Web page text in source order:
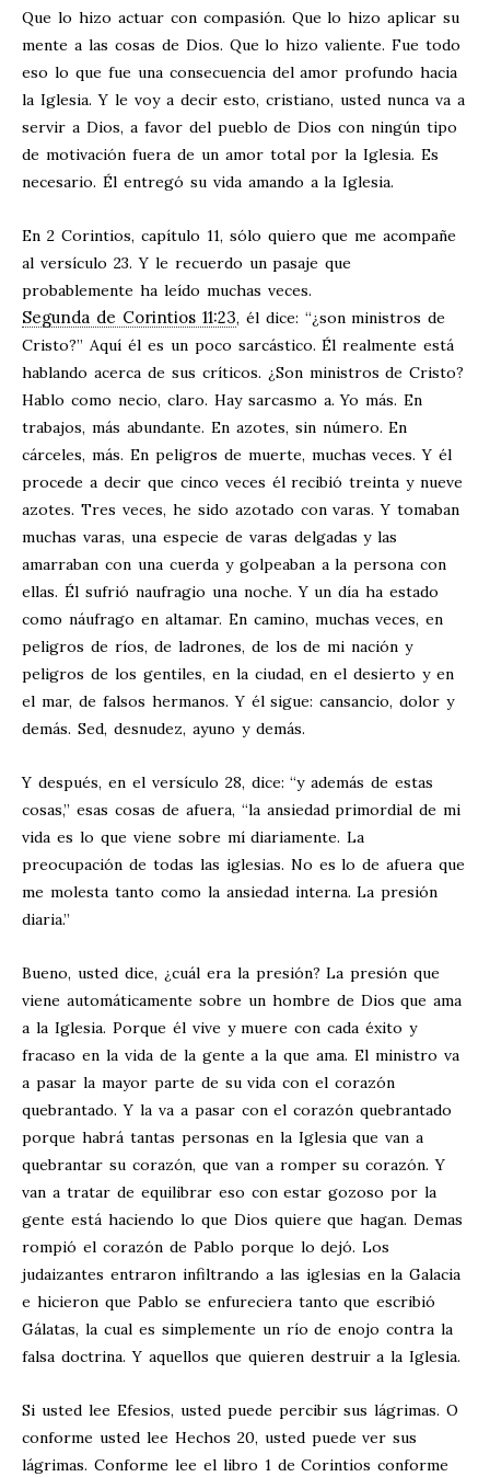
Que lo hizo actuar con compasión. Que lo hizo aplicar su
mente a las cosas de Dios. Que lo hizo valiente. Fue todo
eso lo que fue una consecuencia del amor profundo hacia
la Iglesia. Y le voy a decir esto, cristiano, usted nunca va a
servir a Dios, a favor del pueblo de Dios con ningún tipo
de motivación fuera de un amor total por la Iglesia. Es
necesario. Él entregó su vida amando a la Iglesia.
En 2 Corintios, capítulo 11, sólo quiero que me acompañe
al versículo 23. Y le recuerdo un pasaje que
probablemente ha leído muchas veces.
Segunda de Corintios 11:23, él dice: “¿son ministros de
Cristo?” Aquí él es un poco sarcástico. Él realmente está
hablando acerca de sus críticos. ¿Son ministros de Cristo?
Hablo como necio, claro. Hay sarcasmo a. Yo más. En
trabajos, más abundante. En azotes, sin número. En
cárceles, más. En peligros de muerte, muchas veces. Y él
procede a decir que cinco veces él recibió treinta y nueve
azotes. Tres veces, he sido azotado con varas. Y tomaban
muchas varas, una especie de varas delgadas y las
amarraban con una cuerda y golpeaban a la persona con
ellas. Él sufrió naufragio una noche. Y un día ha estado
como náufrago en altamar. En camino, muchas veces, en
peligros de ríos, de ladrones, de los de mi nación y
peligros de los gentiles, en la ciudad, en el desierto y en
el mar, de falsos hermanos. Y él sigue: cansancio, dolor y
demás. Sed, desnudez, ayuno y demás.
Y después, en el versículo 28, dice: “y además de estas
cosas,” esas cosas de afuera, “la ansiedad primordial de mi
vida es lo que viene sobre mí diariamente. La
preocupación de todas las iglesias. No es lo de afuera que
me molesta tanto como la ansiedad interna. La presión
diaria.”
Bueno, usted dice, ¿cuál era la presión? La presión que
viene automáticamente sobre un hombre de Dios que ama
a la Iglesia. Porque él vive y muere con cada éxito y
fracaso en la vida de la gente a la que ama. El ministro va
a pasar la mayor parte de su vida con el corazón
quebrantado. Y la va a pasar con el corazón quebrantado
porque habrá tantas personas en la Iglesia que van a
quebrantar su corazón, que van a romper su corazón. Y
van a tratar de equilibrar eso con estar gozoso por la
gente está haciendo lo que Dios quiere que hagan. Demas
rompió el corazón de Pablo porque lo dejó. Los
judaizantes entraron infiltrando a las iglesias en la Galacia
e hicieron que Pablo se enfureciera tanto que escribió
Gálatas, la cual es simplemente un río de enojo contra la
falsa doctrina. Y aquellos que quieren destruir a la Iglesia.
Si usted lee Efesios, usted puede percibir sus lágrimas. O
conforme usted lee Hechos 20, usted puede ver sus
lágrimas. Conforme lee el libro 1 de Corintios conforme